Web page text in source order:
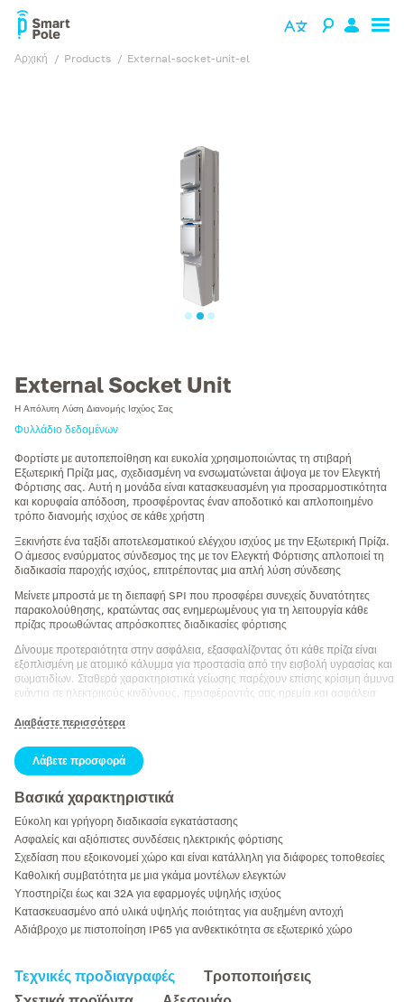
Αρχική products external-socket-unit-el
External Socket Unit
Η Απόλυτη Λύση Διανομής Ισχύος Σας
Φυλλάδιο δεδομένων
Φορτίστε με αυτοπεποίθηση και ευκολία χρησιμοποιώντας τη στιβαρή
Εξωτερική Πρίζα μας, σχεδιασμένη να ενσωματώνεται άψογα με τον Ελεγκτή
Φόρτισης σας. Αυτή η μονάδα είναι κατασκευασμένη για προσαρμοστικότητα
και κορυφαία απόδοση, προσφέροντας έναν αποδοτικό και απλοποιημένο
τρόπο διανομής ισχύος σε κάθε χρήστη
Ξεκινήστε ένα ταξίδι αποτελεσματικού ελέγχου ισχύος με την Εξωτερική Πρίζα.
Ο άμεσος ενσύρματος σύνδεσμος της με τον Ελεγκτή Φόρτισης απλοποιεί τη
διαδικασία παροχής ισχύος, επιτρέποντας μια απλή λύση σύνδεσης
Μείνετε μπροστά με τη διεπαφή SPI που προσφέρει συνεχείς δυνατότητες
παρακολούθησης, κρατώντας σας ενημερωμένους για τη λειτουργία κάθε
πρίζας προωθώντας απρόσκοπτες διαδικασίες φόρτισης
Δίνουμε προτεραιότητα στην ασφάλεια, εξασφαλίζοντας ότι κάθε πρίζα είναι
εξοπλισμένη με ατομικό κάλυμμα για προστασία από την εισβολή υγρασίας και
σωματιδίων. Σταθερά χαρακτηριστικά γείωσης παρέχουν επίσης κρίσιμη άμυνα
ενάντια σε ηλεκτρικούς κινδύνους, προσφέροντάς σας ηρεμία και ασφάλεια
Η εγκατάσταση είναι εύκολη σε οποιαδήποτε υποστηρικτική δομή ή επιφάνεια,
είτε είναι τοποθετημένη κατακόρυφα είτε τοποθετημένη οριζόντια. Η Εξωτερική
Πρίζα μας είναι σχεδιασμένη για εύκολη ενσωμάτωση με τον Ελεγκτή Φόρτισης
σας, εξαλείφοντας τις εγκαταστάσεις πολυπλοκότητας
μας, όπως απλές συνδέσεις με ελεγκτές, αξιόπιστη και ασφαλή ηλεκτρική
διεπαφή φόρτισης, σχέδιο που εξοικονομεί χώρο για ποικίλες ρυθμίσεις και
ευρεία συμβατότητα με μια σειρά μοντέλων ελεγκτή
Διαβάστε περισσότερα
Λάβετε προσφορά
Βασικά χαρακτηριστικά
Εύκολη και γρήγορη διαδικασία εγκατάστασης
Ασφαλείς και αξιόπιστες συνδέσεις ηλεκτρικής φόρτισης
Σχεδίαση που εξοικονομεί χώρο και είναι κατάλληλη για διάφορες τοποθεσίες
Καθολική συμβατότητα με μια γκάμα μοντέλων ελεγκτών
Υποστηρίζει έως και 32A για εφαρμογές υψηλής ισχύος
Κατασκευασμένο από υλικά υψηλής ποιότητας για αυξημένη αντοχή
Αδιάβροχο με πιστοποίηση IP65 για ανθεκτικότητα σε εξωτερικό χώρο
Τεχνικές προδιαγραφές
Τροποποιήσεις